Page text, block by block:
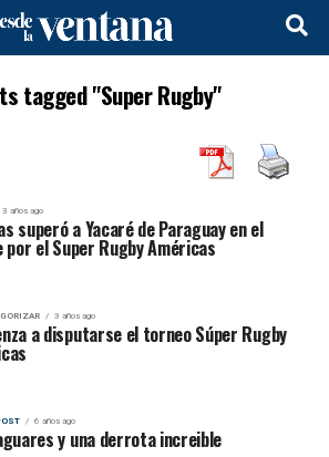
tagged "Super Rugby"
3 años ago
superó a Yacaré de Paraguay en el
el Super Rugby Américas
3 años ago
a disputarse el torneo Súper Rugby
6 años ago
y una derrota increible